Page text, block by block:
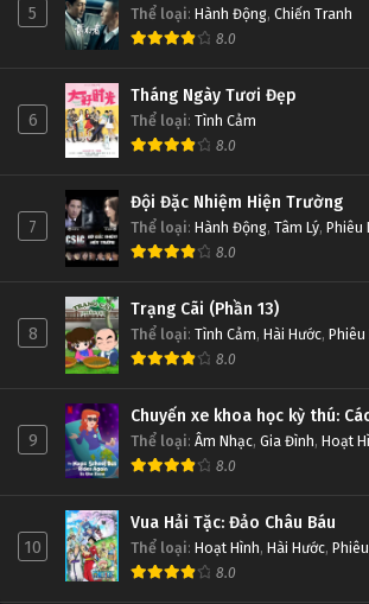
5 Thể loại: Hành Động, Chiến Tranh
8.0
6
Tháng Ngày Tươi Đẹp
Thể loại: Tình Cảm
8.0
7
Đội Đặc Nhiệm Hiện Trường
Thể loại: Hành Động, Tâm Lý, Phiêu
8.0
8
Trạng Cãi (Phần 13)
Thể loại: Tình Cảm, Hài Hước, Phiêu
8.0
9
Chuyến xe khoa học kỳ thú:
Thể loại: Âm Nhạc, Gia Đình, Hoạt
8.0
10
Vua Hải Tặc: Đảo Châu Báu
Thể loại: Hoạt Hình, Hài Hước,
8.0